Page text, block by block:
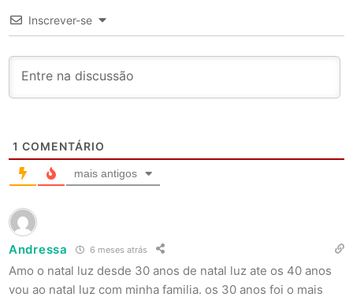
Inscrever-se
1 COMENTÁRIO
mais antigos
Andressa 6 meses atrás
Amo o natal luz desde 30 anos de natal luz ate os 40 anos
vou ao natal luz com minha familia. os 30 anos foi o mais